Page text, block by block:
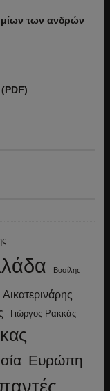
των ανδρών
Βασίλης
Γιώργος Ρακκάς
Ευρώπη